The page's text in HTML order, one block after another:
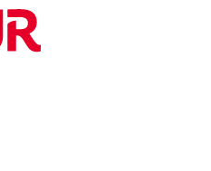
OFERTE DE NERATAT